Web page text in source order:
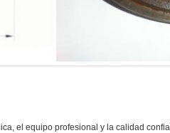
el equipo profesional y la calidad